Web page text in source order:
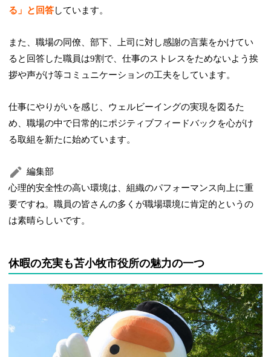
る」と回答しています。
また、職場の同僚、部下、上司に対し感謝の言葉をかけてい
ると回答した職員は9割で、仕事のストレスをためないよう挨
拶や声がけ等コミュニケーションの工夫をしています。
仕事にやりがいを感じ、ウェルビーイングの実現を図るた
め、職場の中で日常的にポジティブフィードバックを心がけ
る取組を新たに始めています。
編集部
心理的安全性の高い環境は、組織のパフォーマンス向上に重
要ですね。職員の皆さんの多くが職場環境に肯定的というの
は素晴らしいです。
休暇の充実も苫小牧市役所の魅力の一つ